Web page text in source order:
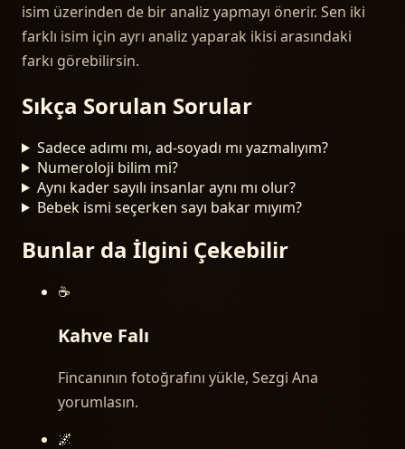
isim üzerinden de bir analiz yapmayı önerir. Sen iki
farklı isim için ayrı analiz yaparak ikisi arasındaki
farkı görebilirsin.
Sıkça Sorulan Sorular
Sadece adımı mı, ad-soyadı mı yazmalıyım?
Numeroloji bilim mi?
Aynı kader sayılı insanlar aynı mı olur?
Bebek ismi seçerken sayı bakar mıyım?
Bunlar da İlgini Çekebilir
☕
Kahve Falı
Fincanının fotoğrafını yükle, Sezgi Ana
yorumlasın.
🌌